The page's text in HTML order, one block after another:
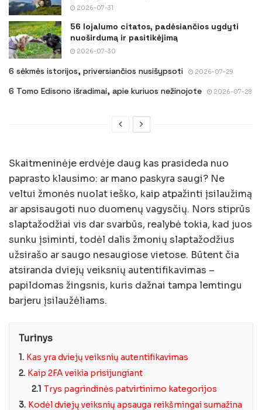
2026-07-31
56 lojalumo citatos, padėsiančios ugdyti
nuoširdumą ir pasitikėjimą
2026-07-30
6 sėkmės istorijos, priversiančios nusišypsoti 2026-07-29
6 Tomo Edisono išradimai, apie kuriuos nežinojote 2026-07-28
Skaitmeninėje erdvėje daug kas prasideda nuo
paprasto klausimo: ar mano paskyra saugi? Ne
veltui žmonės nuolat ieško, kaip atpažinti įsilaužimą
ar apsisaugoti nuo duomenų vagysčių. Nors stiprūs
slaptažodžiai vis dar svarbūs, realybė tokia, kad juos
sunku įsiminti, todėl dalis žmonių slaptažodžius
užsirašo ar saugo nesaugiose vietose. Būtent čia
atsiranda dviejų veiksnių autentifikavimas –
papildomas žingsnis, kuris dažnai tampa lemtingu
barjeru įsilaužėliams.
Turinys
1. Kas yra dviejų veiksnių autentifikavimas
2. Kaip 2FA veikia prisijungiant
2.1 Trys pagrindinės patvirtinimo kategorijos
3. Kodėl dviejų veiksnių apsauga reikšmingai sumažina